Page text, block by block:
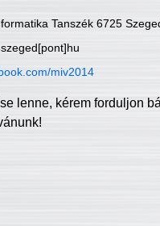
Tanszék 6725
miv2014
lenne, kérem forduljon